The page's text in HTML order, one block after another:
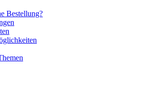
Bestellung?